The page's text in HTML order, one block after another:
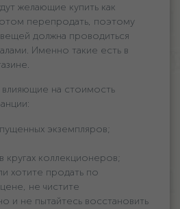
желающие купить как
перепродать, поэтому
должна проводиться
Именно такие есть в
на стоимость
экземпляров;
кругах коллекционеров;
хотите продать по
не чистите
и не пытайтесь восстановить